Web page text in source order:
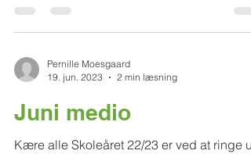
overrasket over, at det allerede er næste
19. jun. 2023
Juni medio